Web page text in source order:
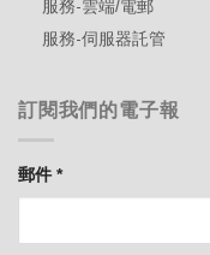
服務-雲端/電郵
服務-伺服器託管
訂閱我們的電子報
郵件*